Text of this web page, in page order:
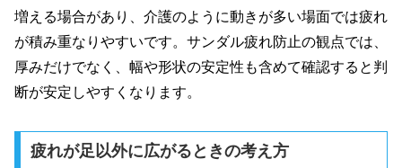
増える場合があり、介護のように動きが多い場面では疲れ
が積み重なりやすいです。サンダル疲れ防止の観点では、
厚みだけでなく、幅や形状の安定性も含めて確認すると判
断が安定しやすくなります。
疲れが足以外に広がるときの考え方